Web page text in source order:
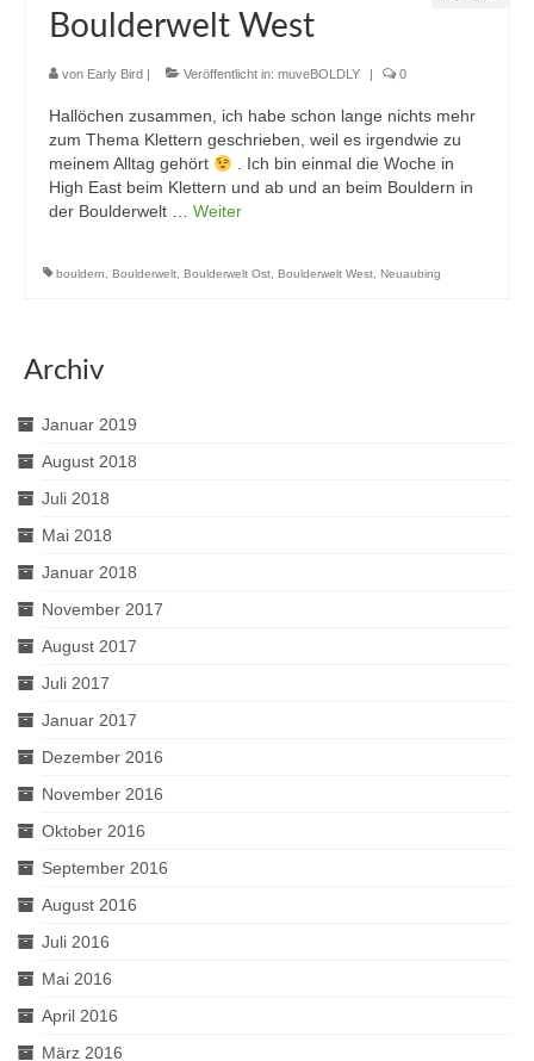
Boulderwelt West
von Early Bird Veröffentlicht in: muveBOLDLY 0
Hallöchen zusammen, ich habe schon lange nichts mehr
zum Thema Klettern geschrieben, weil es irgendwie zu
meinem Alltag gehört
. Ich bin einmal die Woche in
High East beim Klettern und ab und an beim Bouldern in
der Boulderwelt … Weiter
bouldern, Boulderwelt, Boulderwelt Ost, Boulderwelt West, Neuaubing
Archiv
Januar 2019
August 2018
Juli 2018
Mai 2018
Januar 2018
November 2017
August 2017
Juli 2017
Januar 2017
Dezember 2016
November 2016
Oktober 2016
September 2016
August 2016
Juli 2016
Mai 2016
April 2016
März 2016